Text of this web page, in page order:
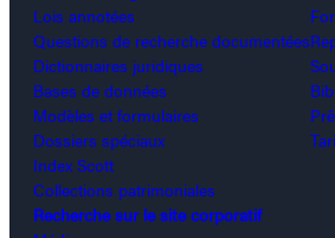
Lois annotées
Questions de recherche documentées
Dictionnaires juridiques
Bases de données
Modèles et formulaires
Dossiers spéciaux
Index Scott
Collections patrimoniales
Recherche sur le site corporatif